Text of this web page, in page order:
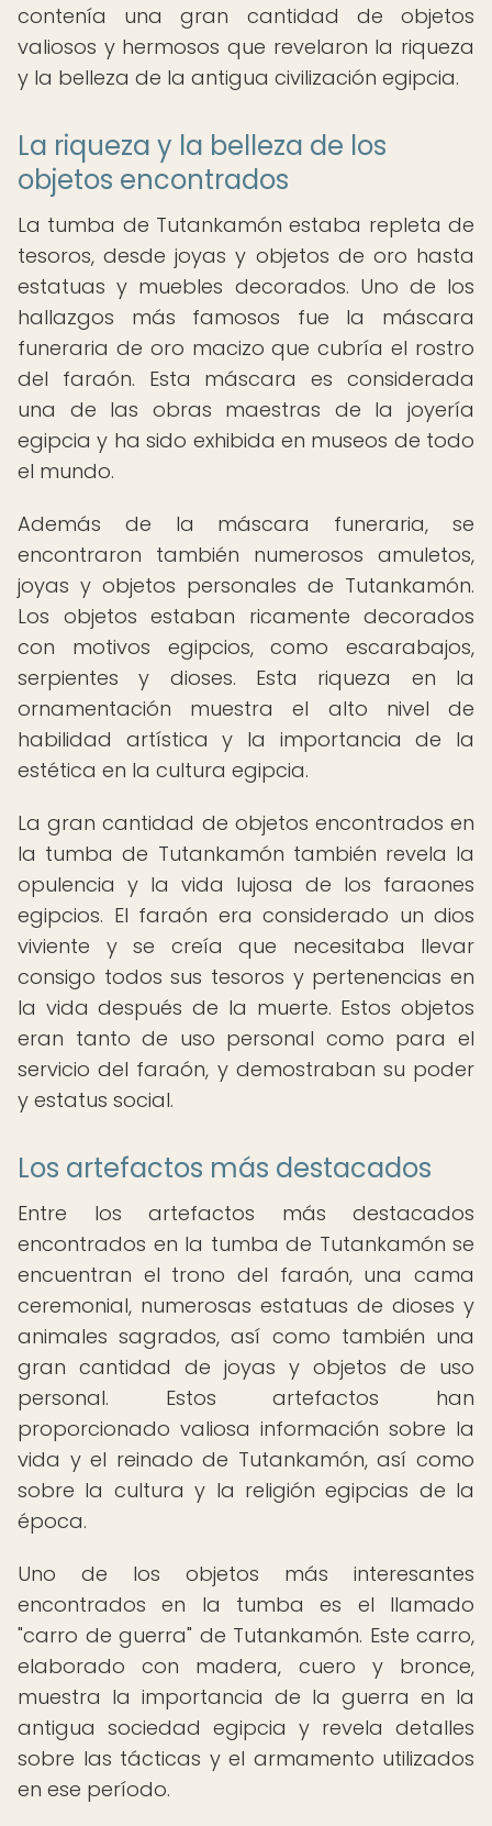
contenía una gran cantidad de objetos
valiosos y hermosos que revelaron la riqueza
y la belleza de la antigua civilización egipcia.
La riqueza y la belleza de los
objetos encontrados
La tumba de Tutankamón estaba repleta de
tesoros, desde joyas y objetos de oro hasta
estatuas y muebles decorados. Uno de los
hallazgos más famosos fue la máscara
funeraria de oro macizo que cubría el rostro
del faraón. Esta máscara es considerada
una de las obras maestras de la joyería
egipcia y ha sido exhibida en museos de todo
el mundo.
Además de la máscara funeraria, se
encontraron también numerosos amuletos,
joyas y objetos personales de Tutankamón.
Los objetos estaban ricamente decorados
con motivos egipcios, como escarabajos,
serpientes y dioses. Esta riqueza en la
ornamentación muestra el alto nivel de
habilidad artística y la importancia de la
estética en la cultura egipcia.
La gran cantidad de objetos encontrados en
la tumba de Tutankamón también revela la
opulencia y la vida lujosa de los faraones
egipcios. El faraón era considerado un dios
viviente y se creía que necesitaba llevar
consigo todos sus tesoros y pertenencias en
la vida después de la muerte. Estos objetos
eran tanto de uso personal como para el
servicio del faraón, y demostraban su poder
y estatus social.
Los artefactos más destacados
Entre los artefactos más destacados
encontrados en la tumba de Tutankamón se
encuentran el trono del faraón, una cama
ceremonial, numerosas estatuas de dioses y
animales sagrados, así como también una
gran cantidad de joyas y objetos de uso
personal. Estos artefactos han
proporcionado valiosa información sobre la
vida y el reinado de Tutankamón, así como
sobre la cultura y la religión egipcias de la
época.
Uno de los objetos más interesantes
encontrados en la tumba es el llamado
"carro de guerra" de Tutankamón. Este carro,
elaborado con madera, cuero y bronce,
muestra la importancia de la guerra en la
antigua sociedad egipcia y revela detalles
sobre las tácticas y el armamento utilizados
en ese período.